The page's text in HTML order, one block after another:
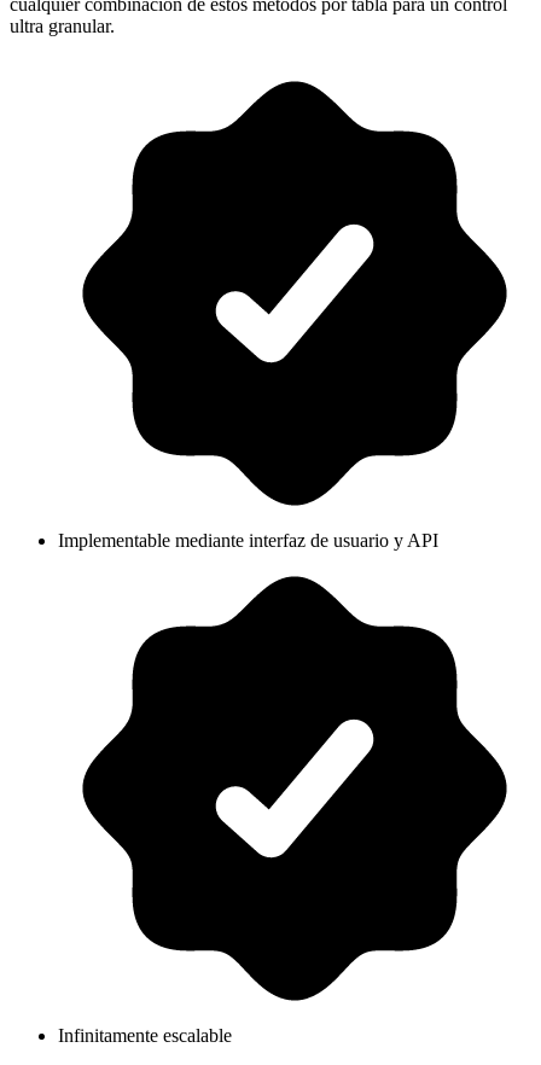
cualquier combinación de estos métodos por tabla para un control
ultra granular.
Implementable mediante interfaz de usuario y API
Infinitamente escalable